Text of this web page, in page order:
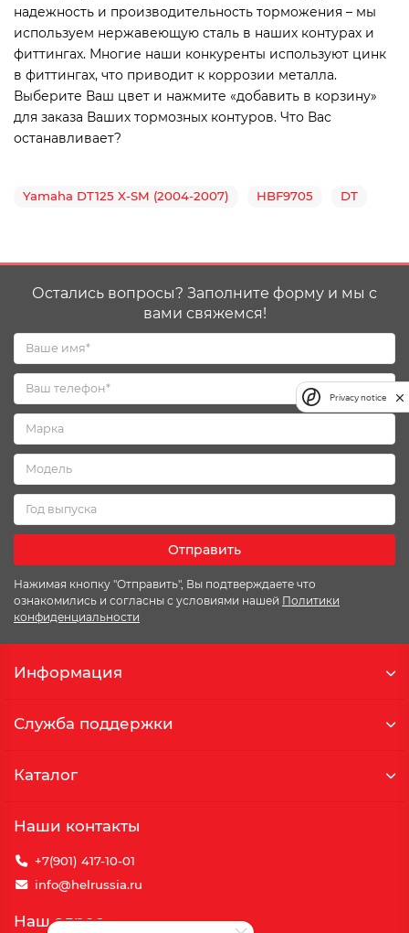
надежность и производительность торможения – мы
используем нержавеющую сталь в наших контурах и
фиттингах. Многие наши конкуренты используют цинк
в фиттингах, что приводит к коррозии металла.
Выберите Ваш цвет и нажмите «добавить в корзину»
для заказа Ваших тормозных контуров. Что Вас
останавливает?
Yamaha DT125 X-SM (2004-2007) HBF9705 DT
Остались вопросы? Заполните форму и мы с
вами свяжемся!
Отправить
Нажимая кнопку "Отправить", Вы подтверждаете что
ознакомились и согласны с условиями нашей Политики
конфиденциальности
Информация
Служба поддержки
Каталог
Наши контакты
+7(901) 417-10-01
info@helrussia.ru
Наш адрес
Privacy notice